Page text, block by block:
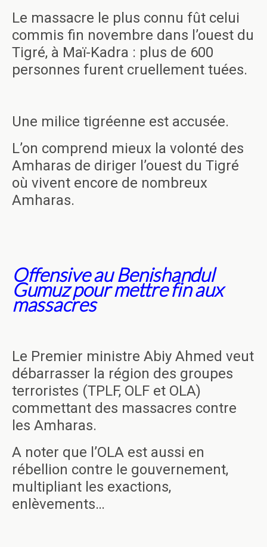
Le massacre le plus connu fût celui
commis fin novembre dans l’ouest du
Tigré, à Maï-Kadra : plus de 600
personnes furent cruellement tuées.
Une milice tigréenne est accusée.
L’on comprend mieux la volonté des
Amharas de diriger l’ouest du Tigré
où vivent encore de nombreux
Amharas.
Offensive au Benishandul
Gumuz pour mettre fin aux
massacres
Le Premier ministre Abiy Ahmed veut
débarrasser la région des groupes
terroristes (TPLF, OLF et OLA)
commettant des massacres contre
les Amharas.
A noter que l’OLA est aussi en
rébellion contre le gouvernement,
multipliant les exactions,
enlèvements…